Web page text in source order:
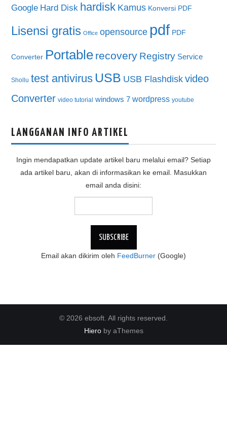
Google Hard Disk hardisk Kamus Konversi PDF
Lisensi gratis Office opensource pdf PDF
Converter Portable recovery Registry Service
Shollu test antivirus USB USB Flashdisk video
Converter video tutorial windows 7 wordpress youtube
LANGGANAN INFO ARTIKEL
Ingin mendapatkan update artikel baru melalui email? Setiap
ada artikel baru, akan di informasikan ke email. Masukkan
email anda disini:
Email akan dikirim oleh FeedBurner (Google)
© 2026 ebsoft. All rights reserved.
Hieroby aThemes